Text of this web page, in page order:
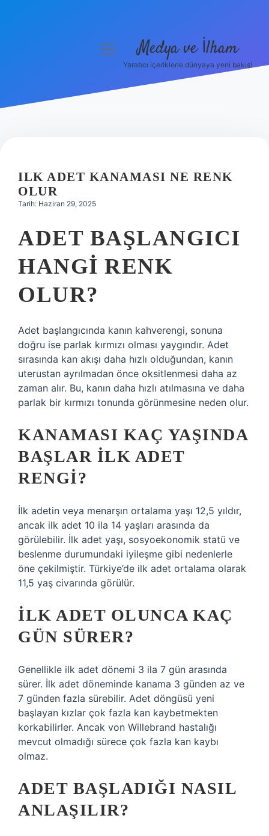
Hakkımızda
menüyüMedya ve İlham
Yaratıcı içeriklerle dünyaya yeni bakış!
ILK ADET KANAMASI NE RENK
OLUR
Tarih: Haziran 29, 2025
ADET BAŞLANGICI
HANGI RENK
OLUR?
Adet başlangıcında kanın kahverengi, sonuna
doğru ise parlak kırmızı olması yaygındır. Adet
sırasında kan akışı daha hızlı olduğundan, kanın
uterustan ayrılmadan önce oksitlenmesi daha az
zaman alır. Bu, kanın daha hızlı atılmasına ve daha
parlak bir kırmızı tonunda görünmesine neden olur.
KANAMASI KAÇ YAŞINDA
BAŞLAR ILK ADET
RENGI?
İlk adetin veya menarşın ortalama yaşı 12,5 yıldır,
ancak ilk adet 10 ila 14 yaşları arasında da
görülebilir. İlk adet yaşı, sosyoekonomik statü ve
beslenme durumundaki iyileşme gibi nedenlerle
öne çekilmiştir. Türkiye’de ilk adet ortalama olarak
11,5 yaş civarında görülür.
İLK ADET OLUNCA KAÇ
GÜN SÜRER?
Genellikle ilk adet dönemi 3 ila 7 gün arasında
sürer. İlk adet döneminde kanama 3 günden az ve
7 günden fazla sürebilir. Adet döngüsü yeni
başlayan kızlar çok fazla kan kaybetmekten
korkabilirler. Ancak von Willebrand hastalığı
mevcut olmadığı sürece çok fazla kan kaybı
olmaz.
ADET BAŞLADIĞI NASIL
ANLAŞILIR?